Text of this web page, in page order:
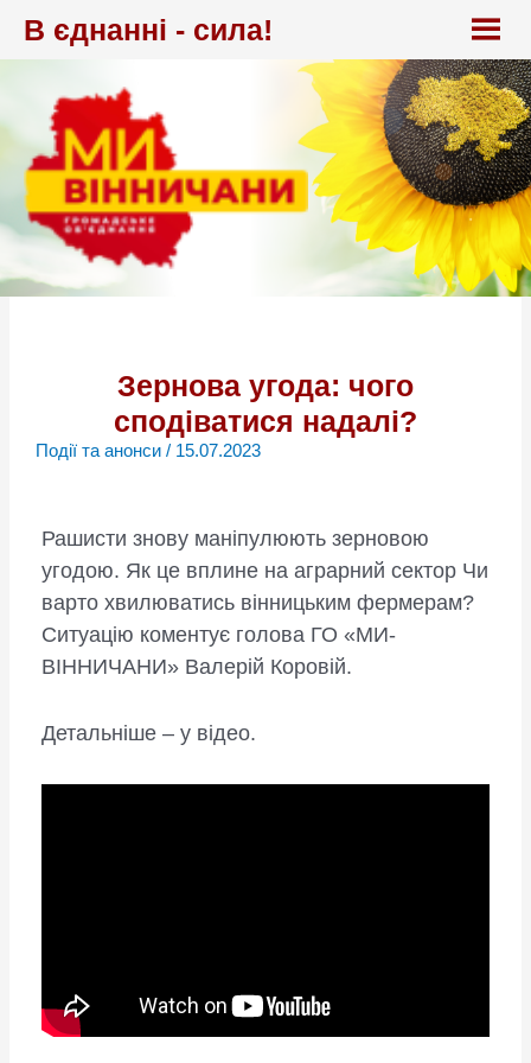
В єднанні - сила!
Зернова угода: чого
сподіватися надалі?
Події та анонси/ 15.07.2023
Рашисти знову маніпулюють зерновою
угодою. Як це вплине на аграрний сектор Чи
варто хвилюватись вінницьким фермерам?
Ситуацію коментує голова ГО «МИ-
ВІННИЧАНИ» Валерій Коровій.
Детальніше – у відео.